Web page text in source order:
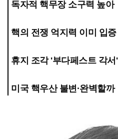
독자적 핵무장 소구력 높아
핵의 전쟁 억지력 이미 입증
휴지 조각 '부다페스트 각서'
미국 핵우산 불변·완벽할까